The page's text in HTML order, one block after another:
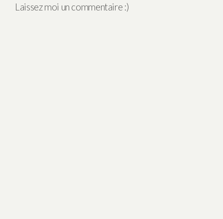
Laissez moi un commentaire :)